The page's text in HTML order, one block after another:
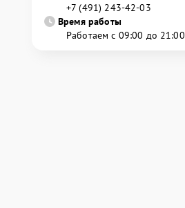
+7 (491) 243-42-03
Время работы
Работаем с 09:00 до 21:00